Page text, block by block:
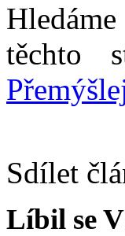
těchto
Sdílet
Líbil se